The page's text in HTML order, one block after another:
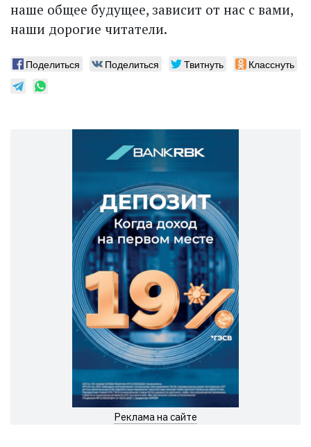
наше общее будущее, зависит от нас с вами,
наши дорогие читатели.
Поделиться Поделиться Твитнуть Класснуть
Реклама на сайте